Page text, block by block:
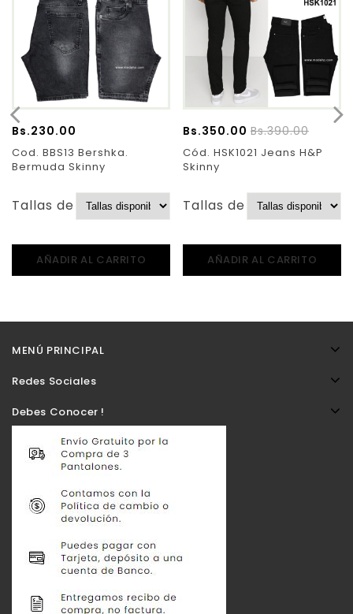
Bs.230.00
Cod. BBS13 Bershka.
Bermuda Skinny
Tallas de Pantalones:
AÑADIR AL CARRITO
Bs.390.00
Bs.350.00
Cód. HSK1021 Jeans H&P
Skinny
Tallas de Pantalones:
AÑADIR AL CARRITO
MENÚ PRINCIPAL
Redes Sociales
Debes Conocer !